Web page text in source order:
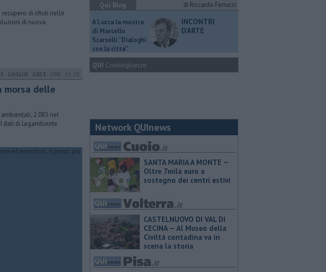
di rifiuti nelle
di nuova
LUGLIO 2023 ORE 15:25
morsa delle
2.085 nel
dati di Legambiente
Qui Blog di Riccardo Ferrucci
A Lucca la mostra
di Marcello
Scarselli “Dialoghi
con la città"
INCONTRI
D'ARTE
QUI Condoglianze
Network QUInews
SANTA MARIA A MONTE —
Oltre 7mila euro a
sostegno dei centri estivi
CASTELNUOVO DI VAL DI
CECINA — Al Museo della
Civiltà contadina va in
scena la storia